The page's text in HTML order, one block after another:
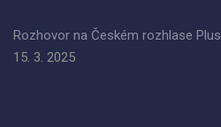
Rozhovor na Českém rozhlase Plus
15. 3. 2025